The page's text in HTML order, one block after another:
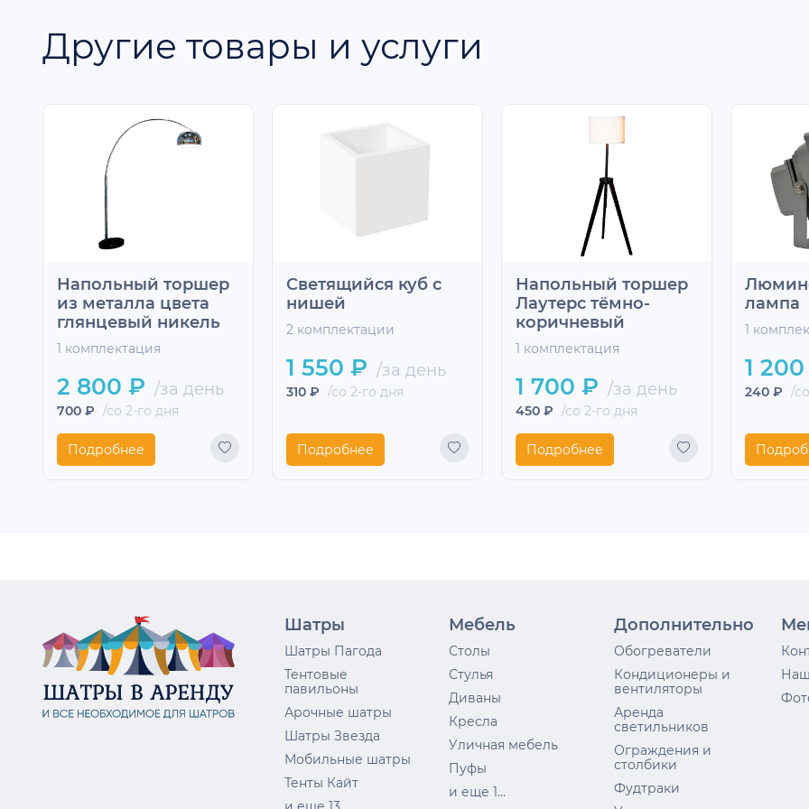
Другие товары и услуги
Напольный торшер
из металла цвета
глянцевый никель
1 комплектация
2 800 ₽ /за день
700 ₽ /со 2-го дня
Подробнее
Светящийся куб с
нишей
2 комплектации
1 550 ₽ /за день
310 ₽ /со 2-го дня
Подробнее
Напольный торшер
Лаутерс тёмно-
коричневый
1 комплектация
1 700 ₽ /за день
450 ₽ /со 2-го дня
Подробнее
лампа
1
1
240 ₽ /
Шатры
Шатры Пагода
Тентовые
павильоны
Арочные шатры
Шатры Звезда
Мобильные шатры
Тенты Кайт
Мебель
Столы
Стулья
Диваны
Кресла
Уличная мебель
Пуфы
и еще 1...
Дополнительно
Обогреватели
Кондиционеры и
вентиляторы
Аренда
светильников
Ограждения и
столбики
Фудтраки